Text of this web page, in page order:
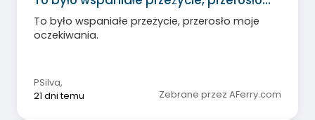
To było wspaniałe przeżycie, przerosło moje
oczekiwania.
PSilva,
21 dni temu
Zebrane przez AFerry.com